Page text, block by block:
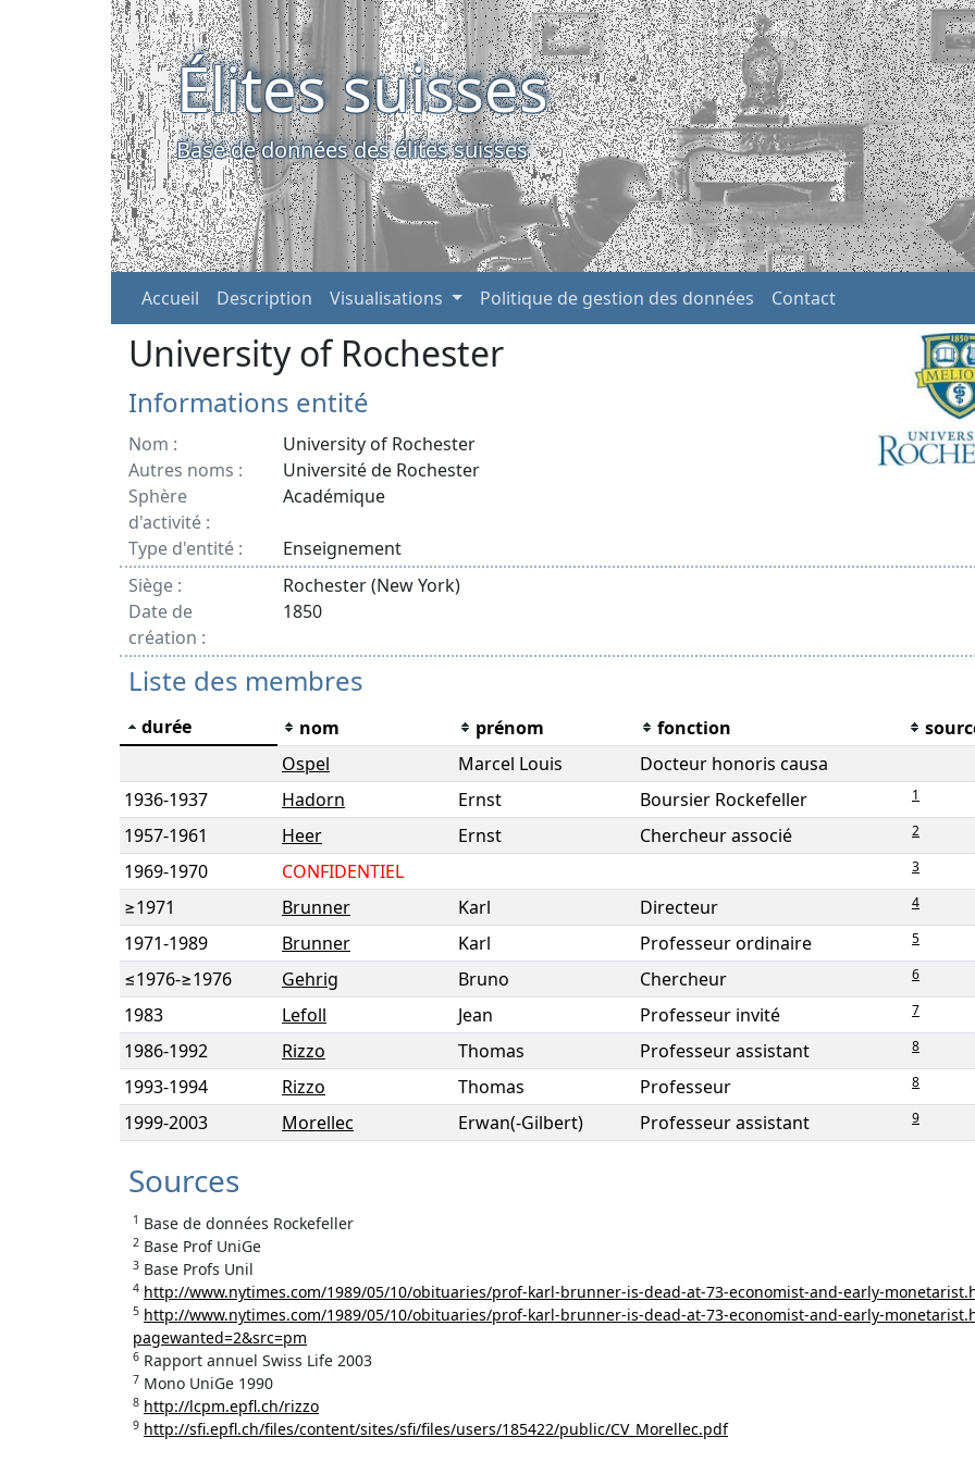
Élites suisses
Base de données des élites suisses
Accueil Description Visualisations Politique de gestion des données Contact
University of Rochester
Informations entité
Nom :
University of Rochester
Autres noms :
Université de Rochester
Sphère
d'activité :
Académique
Type d'entité :
Enseignement
Siège :
Rochester (New York)
Date de
création :
1850
Liste des membres
durée nom prénom fonction
Ospel
Marcel Louis
Docteur honoris causa
1936-1937 Hadorn Ernst Boursier Rockefeller 1
1957-1961 Heer Ernst Chercheur associé 2
1969-1970 CONFIDENTIEL 3
≥1971 Brunner Karl Directeur 4
1971-1989 Brunner Karl Professeur ordinaire 5
≤1976-≥1976 Gehrig Bruno Chercheur 6
1983 Lefoll Jean Professeur invité 7
1986-1992 Rizzo Thomas Professeur assistant 8
1993-1994 Rizzo Thomas Professeur 8
1999-2003 Morellec Erwan(-Gilbert) Professeur assistant 9
Sources
1 Base de données Rockefeller
2 Base Prof UniGe
3 Base Profs Unil
4 http://www.nytimes.com/1989/05/10/obituaries/prof-karl-brunner-is-dead-at-73-economist-and-early-
5 http://www.nytimes.com/1989/05/10/obituaries/prof-karl-brunner-is-dead-at-73-economist-and-early-
pagewanted=2&src=pm
6 Rapport annuel Swiss Life 2003
7 Mono UniGe 1990
8 http://lcpm.epfl.ch/rizzo
9 http://sfi.epfl.ch/files/content/sites/sfi/files/users/185422/public/CV_Morellec.pdf